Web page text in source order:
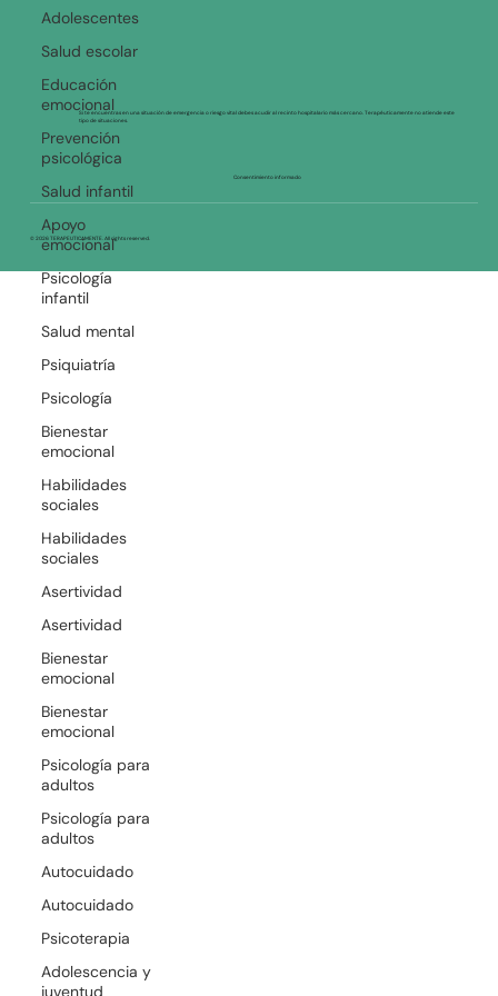
Adolescentes
Salud escolar
Educación
emocional
Prevención
psicológica
Salud infantil
Apoyo
emocional
Psicología
infantil
Salud mental
Psiquiatría
Psicología
Bienestar
emocional
Habilidades
sociales
Habilidades
sociales
Asertividad
Asertividad
Bienestar
emocional
Bienestar
emocional
Psicología para
adultos
Psicología para
adultos
Autocuidado
Autocuidado
Psicoterapia
Adolescencia y
juventud
Si te encuentras en una situación de emergencia o riesgo vital debes acudir al recinto hospitalario más cercano. Terapéuticamente no atiende este
tipo de situaciones.
© 2026 TERAPEUTICAMENTE. All rights reserved.
Consentimiento informado